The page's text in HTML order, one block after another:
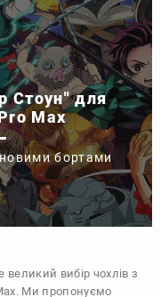
Стоун" для
Max
бортами
великий вибір чохлів з
Ми пропонуємо